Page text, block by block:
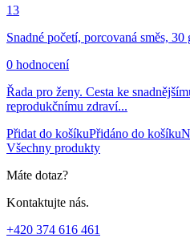
13
Snadné početí, porcovaná směs, 30
0 hodnocení
Řada pro ženy. Cesta ke
reprodukčnímu zdraví...
Přidat do košíkuPřidáno do košíku
Všechny produkty
Máte dotaz?
Kontaktujte nás.
+420 374 616 461